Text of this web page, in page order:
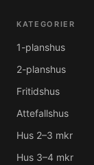
KATEGORIER
1-planshus
2-planshus
Fritidshus
Attefallshus
Hus 2–3 mkr
Hus 3–4 mkr